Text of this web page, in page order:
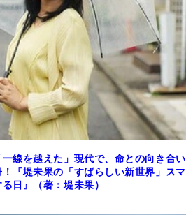
線を越えた」現代で、命との向き合い
『堤未果の「すばらしい新世界」スマ
日』（著：堤未果）